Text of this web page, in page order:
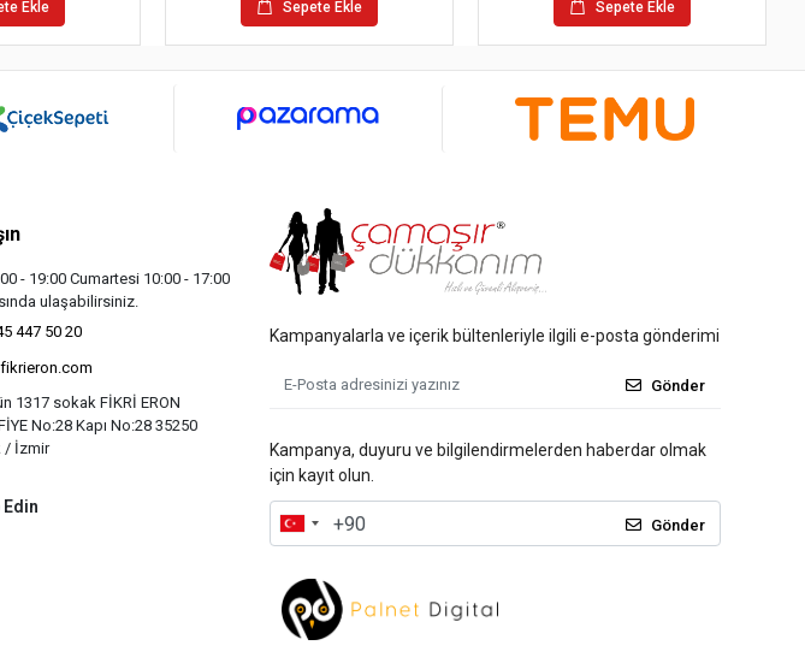
Ekle Sepete Ekle Sepete Ekle
- 19:00 Cumartesi 10:00 - 17:00
ulaşabilirsiniz.
447 50 20
1317 sokak FİKRİ ERON
No:28 Kapı No:28 35250
/ İzmir
Kampanyalarla ve içerik bültenleriyle ilgili e-posta gönderimi
Gönder
Kampanya, duyuru ve bilgilendirmelerden haberdar olmak
için kayıt olun.
Gönder